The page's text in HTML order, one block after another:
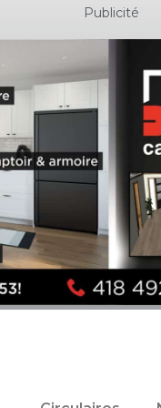
Publicité